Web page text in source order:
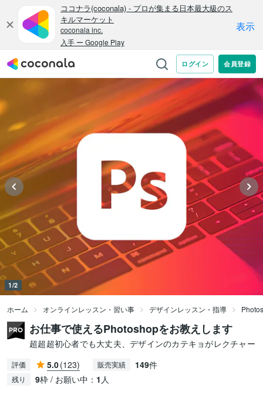
1/2
ホーム オンラインレッスン・習い事 デザインレッスン・指導
お仕事で使えるPhotoshopをお教えします
超超超初心者でも大丈夫、デザインのカテキョがレクチャー
評価 5.0(123) 販売実績 149件
残り 9枠 / お願い中： 1 人